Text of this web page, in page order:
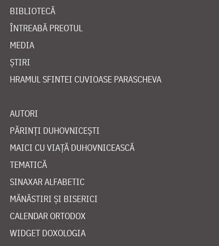
BIBLIOTECĂ
ÎNTREABĂ PREOTUL
MEDIA
ȘTIRI
HRAMUL SFINTEI CUVIOASE PARASCHEVA
AUTORI
PĂRINȚI DUHOVNICEȘTI
MAICI CU VIAȚĂ DUHOVNICEASCĂ
TEMATICĂ
SINAXAR ALFABETIC
MĂNĂSTIRI ȘI BISERICI
CALENDAR ORTODOX
WIDGET DOXOLOGIA